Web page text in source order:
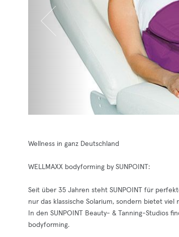
Wellness in ganz Deutschland
WELLMAXX bodyforming by SUNPOINT:
Seit über 35 Jahren steht SUNPOINT für
nur das klassische Solarium, sondern bietet viel
In den SUNPOINT Beauty- & Tanning-Studios
bodyforming.